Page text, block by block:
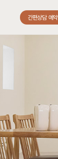
간편상담 예약